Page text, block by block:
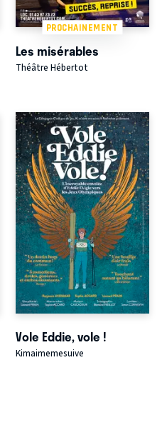
PROCHAINEMENT
Les misérables
Théâtre Hébertot
Vole Eddie, vole !
Kimaimemesuive